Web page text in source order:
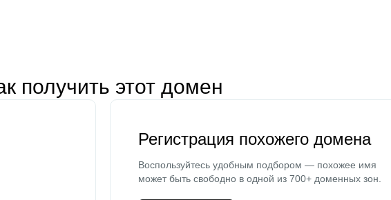
получить этот домен
Регистрация похожего домена
Воспользуйтесь удобным подбором — похожее имя
может быть свободно в одной из 700+ доменных зон.